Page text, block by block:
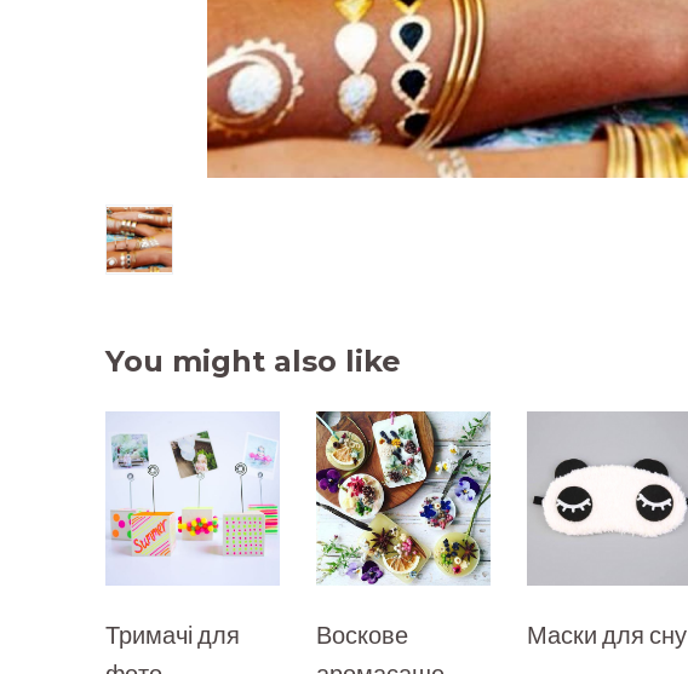
You might also like
Тримачі для
Воскове
Маски для сну